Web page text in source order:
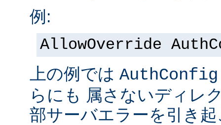
例:
AllowOverride
上の例では AuthConfig
らにも 属さないディレ
部サーバエラーを引き